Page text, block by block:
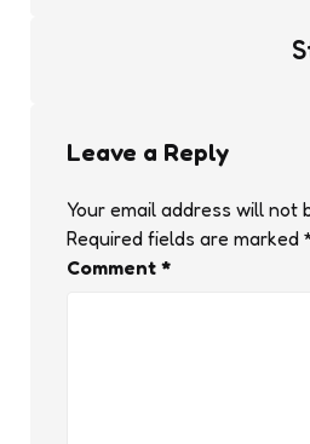
Leave a Reply
Your email address will not
Required fields are marked
Comment *